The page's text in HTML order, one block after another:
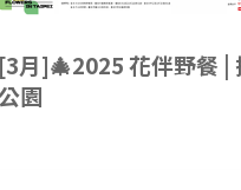
[3月]🎄2025 花伴野餐 |
園